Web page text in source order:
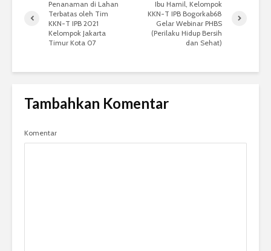
Penanaman di Lahan
Terbatas oleh Tim
KKN-T IPB 2021
Kelompok Jakarta
Timur Kota 07
Ibu Hamil, Kelompok
KKN-T IPB Bogorkab68
Gelar Webinar PHBS
(Perilaku Hidup Bersih
dan Sehat)
Tambahkan Komentar
Komentar